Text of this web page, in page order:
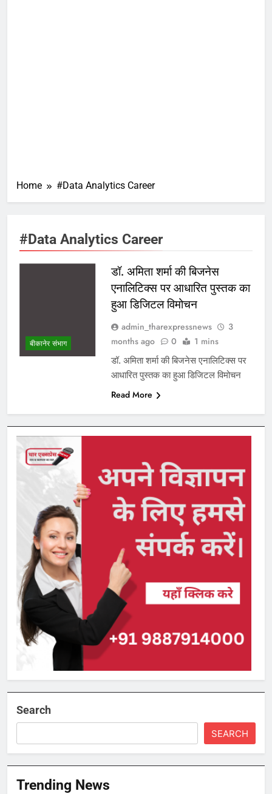
Home #Data Analytics Career
#Data Analytics Career
बीकानेर संभाग
डॉ. अमिता शर्मा की बिजनेस
एनालिटिक्स पर आधारित पुस्तक का
हुआ डिजिटल विमोचन
admin_tharexpressnews
3
months ago
0 1 mins
डॉ. अमिता शर्मा की बिजनेस एनालिटिक्स पर
आधारित पुस्तक का हुआ डिजिटल विमोचन
Read More
Search
SEARCH
Trending News